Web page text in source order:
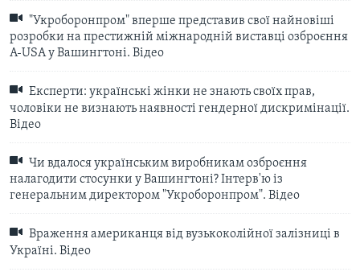
"Укроборонпром" вперше представив свої найновіші
розробки на престижній міжнародній виставці озброєння
A-USA у Вашингтоні. Відео
Експерти: українські жінки не знають своїх прав,
чоловіки не визнають наявності гендерної дискримінації.
Відео
Чи вдалося українським виробникам озброєння
налагодити стосунки у Вашингтоні? Інтерв'ю із
генеральним директором "Укроборонпром". Відео
Враження американця від вузькоколійної залізниці в
Україні. Відео